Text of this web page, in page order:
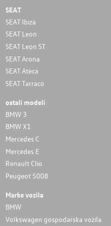
SEAT
SEAT Ibiza
SEAT Leon
SEAT Leon ST
SEAT Arona
SEAT Ateca
SEAT Tarraco
ostali modeli
BMW 3
BMW X1
Mercedes C
Mercedes E
Renault Clio
Peugeot 5008
Marke vozila
BMW
Volkswagen gospodarska vozila